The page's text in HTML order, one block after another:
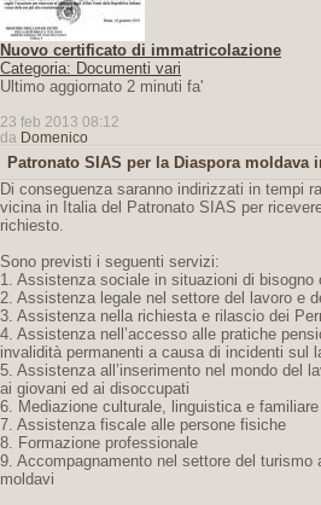
Nuovo certificato di immatricolazione
Categoria: Documenti vari
Ultimo aggiornato 2 minuti fa'
23 feb 2013 08:12
da Domenico
Patronato SIAS per la Diaspora moldava
Di conseguenza saranno indirizzati in tempi
vicina in Italia del Patronato SIAS per
richiesto.
Sono previsti i seguenti servizi:
1. Assistenza sociale in situazioni di bisogno
2. Assistenza legale nel settore del lavoro e
3. Assistenza nella richiesta e rilascio dei
4. Assistenza nell’accesso alle pratiche
invalidità permanenti a causa di incidenti sul
5. Assistenza all’inserimento nel mondo del
ai giovani ed ai disoccupati
6. Mediazione culturale, linguistica e familiare
7. Assistenza fiscale alle persone fisiche
8. Formazione professionale
9. Accompagnamento nel settore del turismo
moldavi